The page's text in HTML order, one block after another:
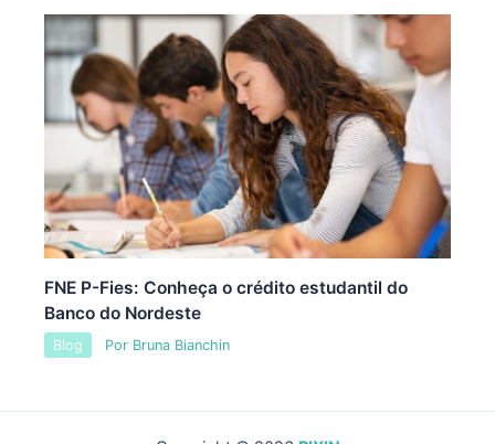
FNE P-Fies: Conheça o crédito estudantil do
Banco do Nordeste
Blog Por Bruna Bianchin